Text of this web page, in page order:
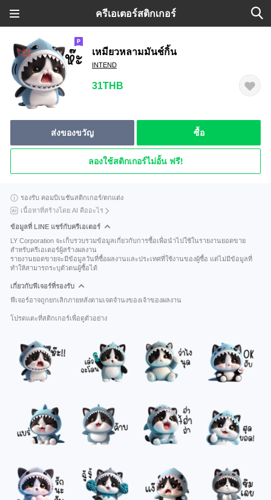
ครีเอเตอร์สติกเกอร์
เหมียวหลามมันช์กิ้น
INTEND
31THB
ส่งของขวัญ ซื้อ
ลองใช้สติกเกอร์ไม่อั้น ฟรี!
รองรับ คอมบิเนชันสติกเกอร์/ตกแต่ง
เนื้อหาที่สร้างโดย AI คืออะไร
ข้อมูลที่ LINE แชร์กับครีเอเตอร์
LY Corporation จะเก็บรวบรวมข้อมูลเกี่ยวกับการซื้อเพื่อนำไปใช้ในรายงานยอดขาย
สำหรับครีเอเตอร์ผู้สร้างผลงาน
รายงานยอดขายจะมีข้อมูลวันที่ซื้อผลงานและประเทศที่ใช้งานของผู้ซื้อ แต่ไม่มีข้อมูลที่
ทำให้สามารถระบุตัวตนผู้ซื้อได้
เกี่ยวกับฟีเจอร์ที่รองรับ
ฟีเจอร์อาจถูกยกเลิกภายหลังตามเจตจำนงของเจ้าของผลงาน
โปรดแตะที่สติกเกอร์เพื่อดูตัวอย่าง